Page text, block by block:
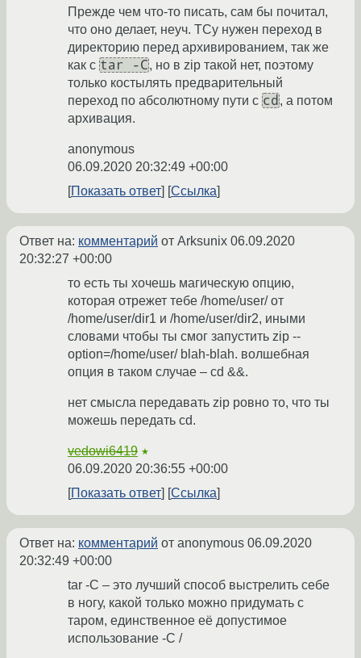
Прежде чем что-то писать, сам бы почитал,
что оно делает, неуч. ТСу нужен переход в
директорию перед архивированием, так же
как с tar -C, но в zip такой нет, поэтому
только костылять предварительный
переход по абсолютному пути с cd , а потом
архивация.
anonymous
06.09.2020 20:32:49 +00:00
Показать ответ
Ссылка
Ответ на: комментарий от Arksunix 06.09.2020
20:32:27 +00:00
то есть ты хочешь магическую опцию,
которая отрежет тебе /home/user/ от
/home/user/dir1 и /home/user/dir2, иными
словами чтобы ты смог запустить zip --
option=/home/user/ blah-blah. волшебная
опция в таком случае – cd &&.
нет смысла передавать zip ровно то, что ты
можешь передать cd.
vedowi6419 ★
06.09.2020 20:36:55 +00:00
Показать ответ
Ссылка
Ответ на: комментарий от anonymous 06.09.2020
20:32:49 +00:00
tar -C – это лучший способ выстрелить себе
в ногу, какой только можно придумать с
таром, единственное её допустимое
использование -C /